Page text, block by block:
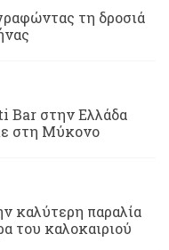
τη δροσιά
Bar στην Ελλάδα
στη Μύκονο
καλύτερη παραλία
του καλοκαιριού